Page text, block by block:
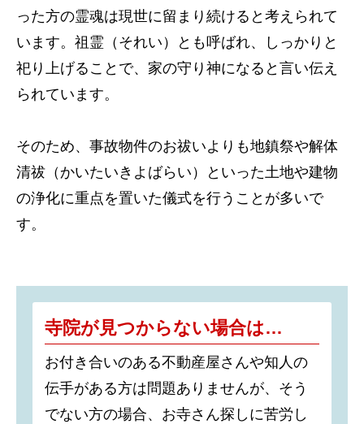
った方の霊魂は現世に留まり続けると考えられて
います。祖霊（それい）とも呼ばれ、しっかりと
祀り上げることで、家の守り神になると言い伝え
られています。
そのため、事故物件のお祓いよりも地鎮祭や解体
清祓（かいたいきよばらい）といった土地や建物
の浄化に重点を置いた儀式を行うことが多いで
す。
寺院が見つからない場合は…
お付き合いのある不動産屋さんや知人の
伝手がある方は問題ありませんが、そう
でない方の場合、お寺さん探しに苦労し